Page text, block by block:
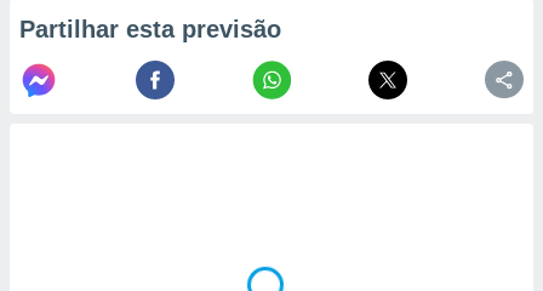
Partilhar esta previsão